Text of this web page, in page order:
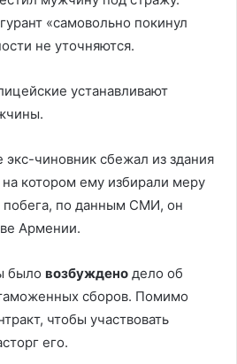
«самовольно покинул
не уточняются.
устанавливают
экс-чиновник сбежал из здания
на котором ему избирали меру
побега, по данным СМИ, он
Армении.
было возбуждено дело об
сборов. Помимо
чтобы участвовать
его.